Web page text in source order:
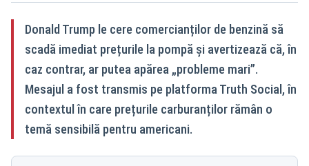
Donald Trump le cere comercianților de benzină să
scadă imediat prețurile la pompă și avertizează că, în
caz contrar, ar putea apărea „probleme mari”.
Mesajul a fost transmis pe platforma Truth Social, în
contextul în care prețurile carburanților rămân o
temă sensibilă pentru americani.